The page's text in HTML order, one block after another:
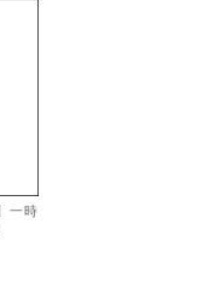
一時